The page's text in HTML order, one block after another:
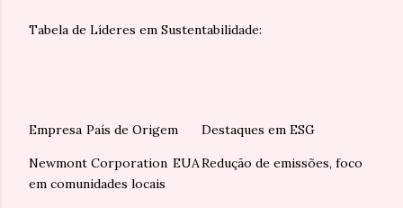
Tabela de Líderes em Sustentabilidade:
Empresa País de Origem Destaques em ESG
Newmont Corporation EUARedução de emissões, foco
em comunidades locais